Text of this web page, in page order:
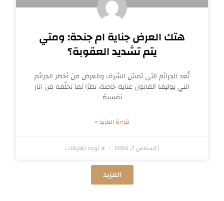
هتك العرض جناية ام جنحة: ومتي
يتم تشديد العقوبة؟
تُعد الجرائم التي تمسّ الشرف والعرض من أخطر الجرائم
التي يوليها القانون عناية خاصة، نظرًا لما تخلّفه من آثار
نفسية
قراءة المزيد »
أغسطس 7, 2026 لا توجد تعليقات
المزيد